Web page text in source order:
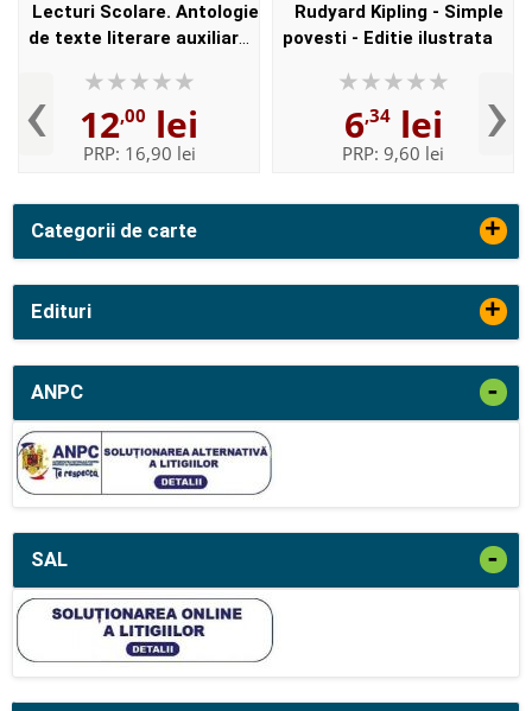
Categorii de carte +
Edituri +
ANPC -
SAL -
‹
Lecturi Scolare. Antologie
de texte literare auxiliare
12,00 lei
PRP: 16,90 lei
Rudyard Kipling - Simple
povesti - Editie ilustrata
6,34lei
PRP: 9,60 lei ›